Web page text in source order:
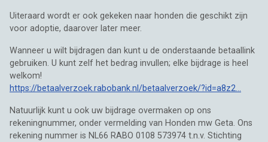
Uiteraard wordt er ook gekeken naar honden die geschikt zijn
voor adoptie, daarover later meer.
Wanneer u wilt bijdragen dan kunt u de onderstaande betaallink
gebruiken. U kunt zelf het bedrag invullen; elke bijdrage is heel
welkom!
https://betaalverzoek.rabobank.nl/betaalverzoek/?id=a8z2...
Natuurlijk kunt u ook uw bijdrage overmaken op ons
rekeningnummer, onder vermelding van Honden mw Geta. Ons
rekening nummer is NL66 RABO 0108 573974 t.n.v. Stichting